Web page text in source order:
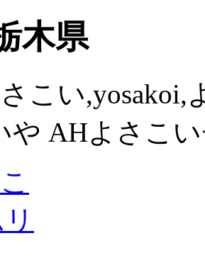
木県
こい,yosakoi,
や AHよさこ